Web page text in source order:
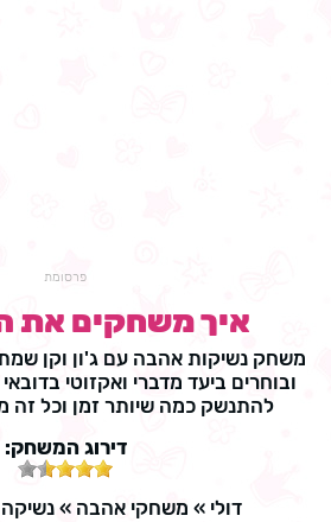
פרסומת
איך משחקים את
משחק נשיקות אהבה עם ג'ון וקן
ובוחרים ביעד מדברי ואקזוטי
להתנשק כמה שיותר זמן וכל זה
דירוג המשחק:
דולי » משחקי אהבה »